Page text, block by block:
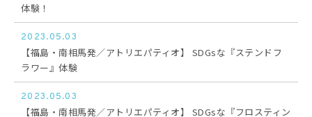
体験！
2023.05.03
【福島・南相馬発／アトリエパティオ】 SDGsな『ステンドフ
ラワー』体験
2023.05.03
【福島・南相馬発／アトリエパティオ】 SDGsな『フロスティン